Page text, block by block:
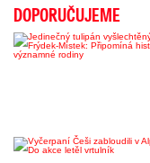
DOPORUČUJEME